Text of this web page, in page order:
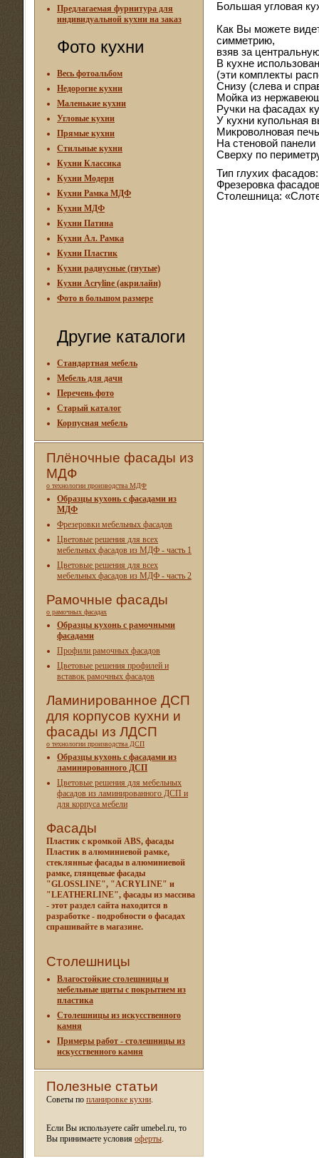
Предлагаемая фурнитура для
индивидуальной кухни на заказ
Фото кухни
Весь фотоальбом
Недорогие кухни
Маленькие кухни
Угловые кухни
Прямые кухни
Стильные кухни
Кухни Классика
Кухни Модерн
Кухни Рамка МДФ
Кухни МДФ
Кухни Патина
Кухни Ал. Рамка
Кухни Пластик
Кухни радиусные (гнутые)
Кухни Acryline (акрилайн)
Фото в большом размере
Другие каталоги
Стандартная мебель
Мебель для дачи
Перечень фото
Старый каталог
Корпусная мебель
Плёночные фасады из
МДФ
о технологии производства МДФ
Образцы кухонь с фасадами из
МДФ
Фрезеровки мебельных фасадов
Цветовые решения для всех
мебельных фасадов из МДФ - часть 1
Цветовые решения для всех
мебельных фасадов из МДФ - часть 2
Рамочные фасады
о рамочных фасадах
Образцы кухонь с рамочными
фасадами
Профили рамочных фасадов
Цветовые решения профилей и
вставок рамочных фасадов
Ламинированное ДСП
для корпусов кухни и
фасады из ЛДСП
о технологии производства ДСП
Образцы кухонь с фасадами из
ламинированного ДСП
Цветовые решения для мебельных
фасадов из ламинированного ДСП и
для корпуса мебели
Фасады
Пластик с кромкой ABS, фасады
Пластик в алюминиевой рамке,
стеклянные фасады в алюминиевой
рамке, глянцевые фасады
"GLOSSLINE", "ACRYLINE" и
"LEATHERLINE", фасады из массива
- этот раздел сайта находится в
разработке - подробности о фасадах
спрашивайте в магазине.
Столешницы
Влагостойкие столешницы и
мебельные щиты c покрытием из
пластика
Столешницы из искусственного
камня
Примеры работ - столешницы из
искусственного камня
Полезные статьи
Советы по планировке кухни.
Если Вы используете сайт umebel.ru, то
Вы принимаете условия оферты.
Большая угловая
Как Вы можете
симметрию,
взяв за
В кухне
(эти комплекты
Снизу (слева и
Мойка из
Ручки на фасадах
У кухни купольная
Микроволновая
На стеновой панели
Сверху по
Тип глухих
Фрезеровка
Столешница: